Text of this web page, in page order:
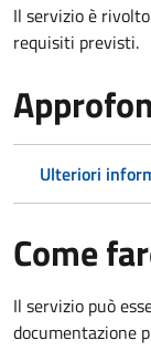
Il servizio è
requisiti previsti.
Ulteriori
Come
Il servizio può
documentazione